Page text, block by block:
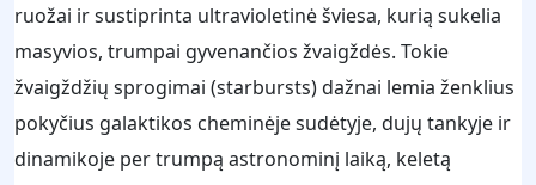
ruožai ir sustiprinta ultravioletinė šviesa, kurią sukelia
masyvios, trumpai gyvenančios žvaigždės. Tokie
žvaigždžių sprogimai (starbursts) dažnai lemia ženklius
pokyčius galaktikos cheminėje sudėtyje, dujų tankyje ir
dinamikoje per trumpą astronominį laiką, keletą